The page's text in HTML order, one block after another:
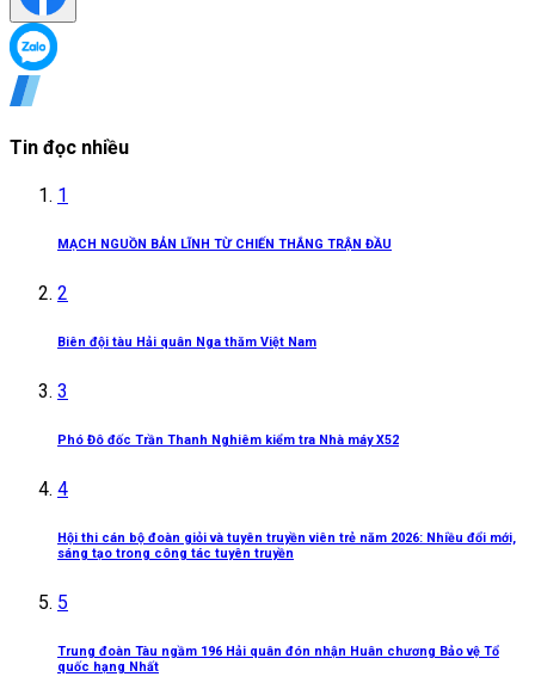
Tin đọc nhiều
1
MẠCH NGUỒN BẢN LĨNH TỪ CHIẾN THẮNG TRẬN ĐẦU
2
Biên đội tàu Hải quân Nga thăm Việt Nam
3
Phó Đô đốc Trần Thanh Nghiêm kiểm tra Nhà máy X52
4
Hội thi cán bộ đoàn giỏi và tuyên truyền viên trẻ năm 2026: Nhiều đổi mới,
sáng tạo trong công tác tuyên truyền
5
Trung đoàn Tàu ngầm 196 Hải quân đón nhận Huân chương Bảo vệ Tổ
quốc hạng Nhất